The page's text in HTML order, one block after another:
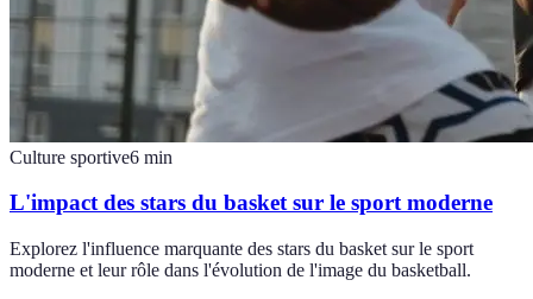
Culture sportive6 min
L'impact des stars du basket sur le sport moderne
Explorez l'influence marquante des stars du basket sur le sport
moderne et leur rôle dans l'évolution de l'image du basketball.